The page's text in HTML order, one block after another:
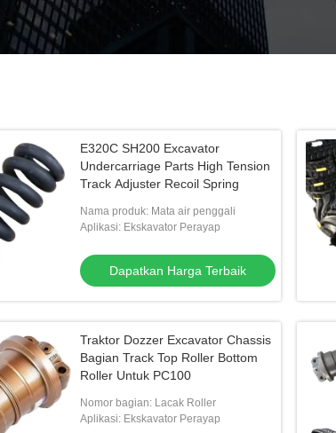
E320C SH200 Excavator
Undercarriage Parts High Tension
Track Adjuster Recoil Spring
Nama produk: Mata air penggali
Aplikasi: Ekskavator Perayap
Dapatkan Harga Terbaik
Traktor Dozzer Excavator Chassis
Bagian Track Top Roller Bottom
Roller Untuk PC100
Nomor bagian: Lacak Roller
Aplikasi: Ekskavator Perayap